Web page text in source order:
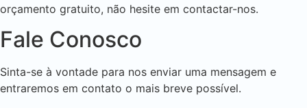
orçamento gratuito, não hesite em contactar-nos.
Fale Conosco
Sinta-se à vontade para nos enviar uma mensagem e
entraremos em contato o mais breve possível.